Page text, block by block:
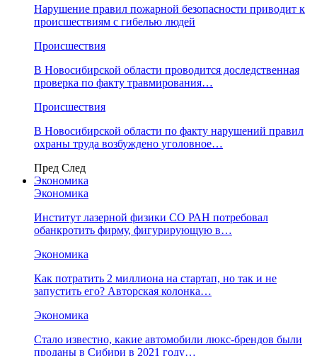
Нарушение правил пожарной безопасности приводит к
происшествиям с гибелью людей
Происшествия
В Новосибирской области проводится доследственная
проверка по факту травмирования…
Происшествия
В Новосибирской области по факту нарушений правил
охраны труда возбуждено уголовное…
Пред След
Экономика
Экономика
Институт лазерной физики СО РАН потребовал
обанкротить фирму, фигурирующую в…
Экономика
Как потратить 2 миллиона на стартап, но так и не
запустить его? Авторская колонка…
Экономика
Стало известно, какие автомобили люкс-брендов были
проданы в Сибири в 2021 году…